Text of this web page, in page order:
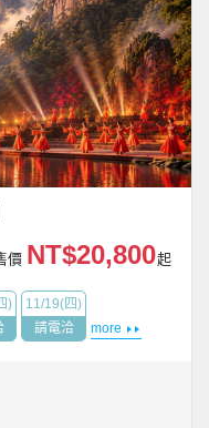
價 NT$20,800起
)
11/19(四)
請電洽
more